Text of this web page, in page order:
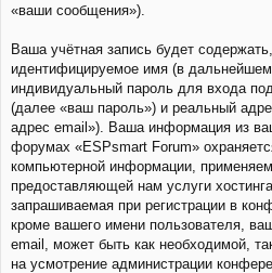
«ваши сообщения»).
Ваша учётная запись будет
идентифицируемое имя (в
индивидуальный пароль для входа
(далее «ваш пароль») и реальный
адрес email»). Ваша информация из
форумах «ESPsmart Forum»
компьютерной информации,
предоставляющей нам услуги
запрашиваемая при регистрации в
кроме вашего имени пользователя,
email, может быть как необходимой,
на усмотрение администрации